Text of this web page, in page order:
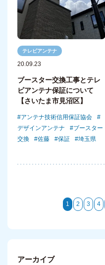
テレビアンテナ
20.09.23
ブースター交換工事とテレ
ビアンテナ保証について
【さいたま市見沼区】
アンテナ技術信用保証協会
デザインアンテナ
ブースター
交換
佐藤 保証 埼玉県
1 2 3 4
アーカイブ